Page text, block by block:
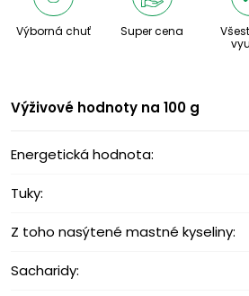
Výborná chuť Super cena
Výživové ​​hodnoty na 100 g
Energetická hodnota:
Tuky:
Z toho nasýtené mastné kyseliny:
Sacharidy: